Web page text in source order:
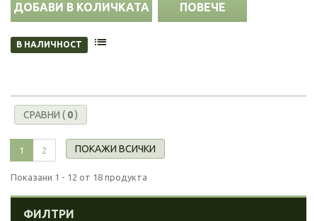
ДОБАВИ В КОЛИЧКАТА ПОВЕЧЕ
В НАЛИЧНОСТ
СРАВНИ ( 0)
ПОКАЖИ ВСИЧКИ
1 2
Показани 1 - 12 от 18 продукта
ФИЛТРИ